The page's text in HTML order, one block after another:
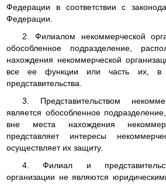
Федерации в соответствии с
Федерации.
2. Филиалом некоммерческой
обособленное подразделение,
нахождения некоммерческой
все ее функции или часть их, в
представительства.
3. Представительством
является обособленное
вне места нахождения
представляет интересы
осуществляет их защиту.
4. Филиал и
организации не являются